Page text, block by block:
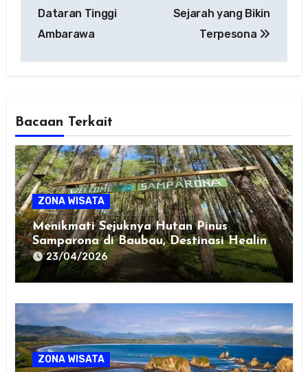
Dataran Tinggi
Ambarawa
Sejarah yang Bikin
Terpesona
Bacaan Terkait
ZONA WISATA
Menikmati Sejuknya Hutan Pinus
Samparona di Baubau, Destinasi Healing
Favorit!
23/04/2026
ZONA WISATA